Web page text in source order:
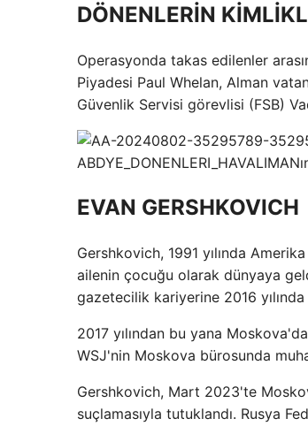
DÖNENLERİN
Operasyonda takas edilenler
Piyadesi Paul Whelan, Alman
Güvenlik Servisi görevlisi (FSB)
EVAN GERSHKOVICH
Gershkovich, 1991 yılında
ailenin çocuğu olarak dünyaya
gazetecilik kariyerine 2016
2017 yılından bu yana
WSJ'nin Moskova bürosunda
Gershkovich, Mart 2023'te
suçlamasıyla tutuklandı. Rusya